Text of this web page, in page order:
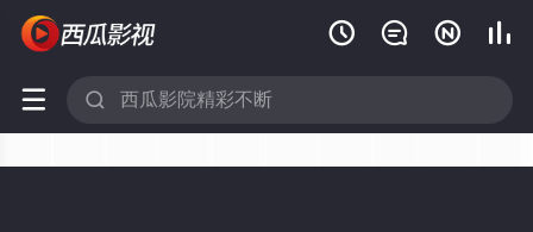
   
 